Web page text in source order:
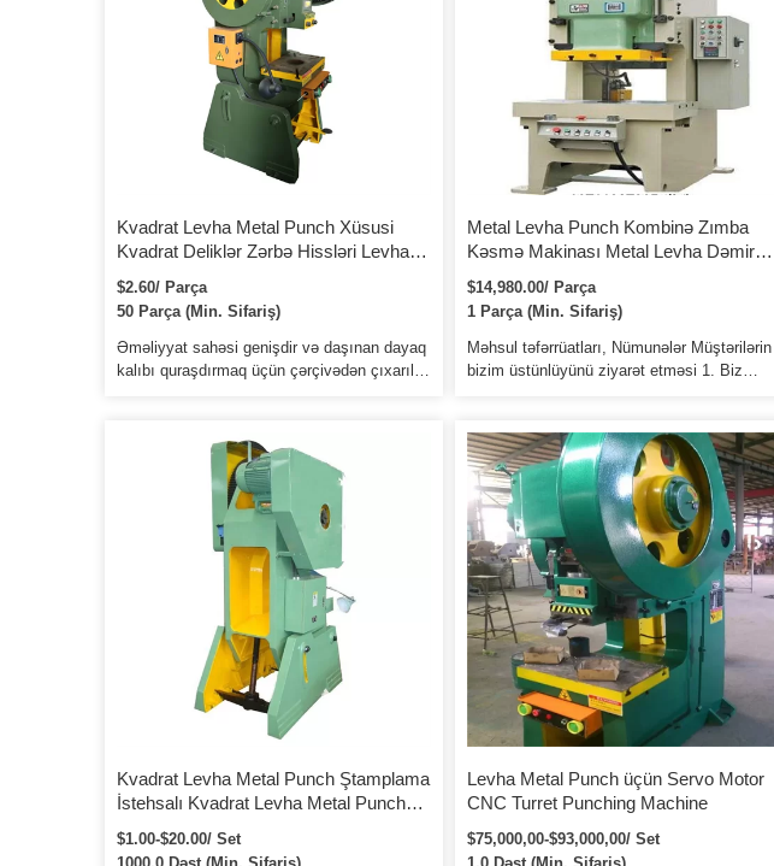
Kvadrat Levha Metal Punch Xüsusi
Kvadrat Deliklər Zərbə Hissləri Levha
Metal Delikli Punch
$2.60/ Parça
50 Parça (Min. Sifariş)
Əməliyyat sahəsi genişdir və daşınan dayaq
kalıbı quraşdırmaq üçün çərçivədən çıxarıla
təhlükəsizlik klapanından istifadə edin.
Əməliyyat təhlükəsizliyini təmin etmək üçün
qoruyucu hasar və təhlükəsizlik kilidi.
Metal Levha Punch Kombinə Zımba
Kəsmə Makinası Metal Levha Dəmirçi
Hidravlik Zımba və Kəsmə Dəmir İşçisi
$14,980.00/ Parça
1 Parça (Min. Sifariş)
Məhsul təfərrüatları, Nümunələr Müştərilərin
bizim üstünlüyünü ziyarət etməsi 1. Biz
Sertifikatlaşdırma Təftiş Təşkilatı tərəfindən
yoxlanılır. 4.Rəqabətli qiymətlə ən yaxşı
keyfiyyət və ən yaxşı xidmət. Hər hansı bir
sualınız varsa, zavodumuza xoş gəlmisiniz
və sizə ən səmimi xidməti göstərəcəyik.
Kvadrat Levha Metal Punch Ştamplama
İstehsalı Kvadrat Levha Metal Punch
Levha Metal İstehsal Hissəsinin Emalı
İstehsalı
$1.00-$20.00/ Set
Levha Metal Punch üçün Servo Motor
CNC Turret Punching Machine
$75,000,00-$93,000,00/ Set